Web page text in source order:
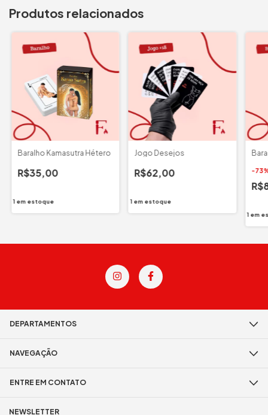
Produtos relacionados
Baralho Kamasutra Hétero
R$35,00
1 em estoque
Jogo Desejos
R$62,00
1 em estoque
-73
1 em
DEPARTAMENTOS
NAVEGAÇÃO
ENTRE EM CONTATO
NEWSLETTER